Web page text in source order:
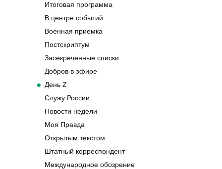
Итоговая программа
В центре событий
Военная приемка
Постскриптум
Засекреченные списки
Добров в эфире
День Z
Служу России
Новости недели
Моя Правда
Открытым текстом
Штатный корреспондент
Международное обозрение